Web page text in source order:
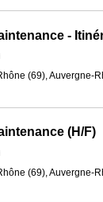
-
(69), Auvergne-
(H/F)
(69), Auvergne-